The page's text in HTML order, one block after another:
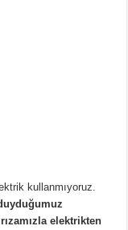
kullanmıyoruz.
elektrikten